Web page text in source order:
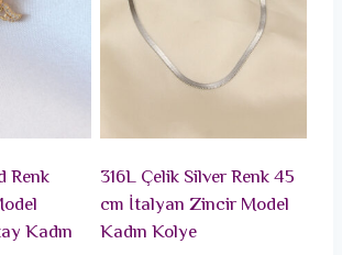
Renk
Kadın
316L Çelik Silver Renk 45
cm İtalyan Zincir Model
Kadın Kolye